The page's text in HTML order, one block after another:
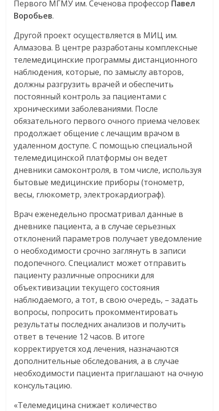
Первого МГМУ им. Сеченова профессор Павел
Воробьев.
Другой проект осуществляется в МИЦ им.
Алмазова. В центре разработаны комплексные
телемедицинские программы дистанционного
наблюдения, которые, по замыслу авторов,
должны разгрузить врачей и обеспечить
постоянный контроль за пациентами с
хроническими заболеваниями. После
обязательного первого очного приема человек
продолжает общение с лечащим врачом в
удаленном доступе. С помощью специальной
телемедицинской платформы он ведет
дневники самоконтроля, в том числе, используя
бытовые медицинские приборы (тонометр,
весы, глюкометр, электрокардиограф).
Врач еженедельно просматривал данные в
дневнике пациента, а в случае серьезных
отклонений параметров получает уведомление
о необходимости срочно заглянуть в записи
подопечного. Специалист может отправить
пациенту различные опросники для
объективизации текущего состояния
наблюдаемого, а тот, в свою очередь, – задать
вопросы, попросить прокомментировать
результаты последних анализов и получить
ответ в течение 12 часов. В итоге
корректируется ход лечения, назначаются
дополнительные обследования, а в случае
необходимости пациента приглашают на очную
консультацию.
«Телемедицина снижает количество